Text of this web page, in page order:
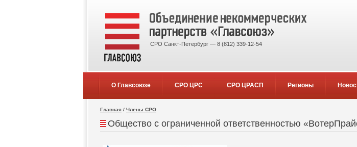
СРО Санкт-Петербург — 8 (812) 339-12-54
О Главсоюзе СРО ЦРС СРО ЦРАСП Регионы
Главная / Члены СРО
Общество с ограниченной ответственностью